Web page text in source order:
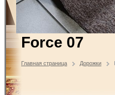
Force 07
Главная страница Дорожки